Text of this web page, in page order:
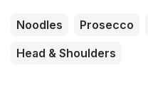
Noodles Prosecco
Head & Shoulders